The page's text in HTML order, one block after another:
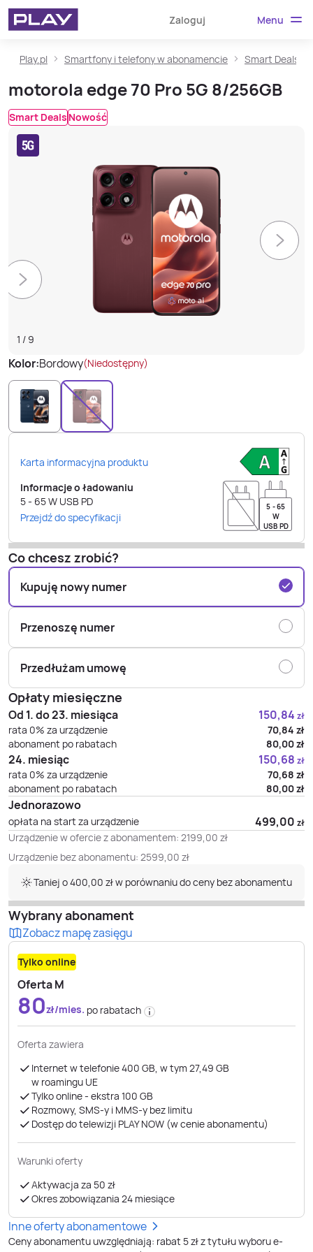
Zaloguj Menu
Play.pl Smartfony i telefony w abonamencie Smart Deals
motorola edge 70 Pro 5G 8/256GB
Smart Deals Nowość
1 / 9
Kolor:Bordowy(Niedostępny)
Karta informacyjna produktu
Informacje o ładowaniu
5 - 65W USB PD
Przejdź do specyfikacji
5 - 65
W
USB PD
Co chcesz zrobić?
Kupuję nowy numer
Przenoszę numer
Przedłużam umowę
Opłaty miesięczne
Od 1. do 23. miesiąca 150,84 zł
rata 0% za urządzenie 70,84 zł
abonament po rabatach
80,00zł
24. miesiąc 150,68 zł
rata 0% za urządzenie 70,68 zł
abonament po rabatach
80,00zł
Jednorazowo
opłata na start za urządzenie 499,00 zł
Urządzenie w ofercie z abonamentem: 2199,00 zł
Urządzenie bez abonamentu: 2599,00 zł
Taniej o 400,00 zł w porównaniu do ceny bez abonamentu
Wybrany abonament
Zobacz mapę zasięgu
Tylko online
Oferta M
80zł/mies. po rabatach
Oferta zawiera
Internet w telefonie 400 GB, w tym 27,49 GB
w roamingu UE
Tylko online - ekstra 100 GB
Rozmowy, SMS-y i MMS-y bez limitu
Dostęp do telewizji PLAY NOW (w cenie abonamentu)
Warunki oferty
Aktywacja za 50 zł
Okres zobowiązania 24 miesiące
Inne oferty abonamentowe
Ceny abonamentu uwzględniają: rabat 5 zł z tytułu wyboru e-